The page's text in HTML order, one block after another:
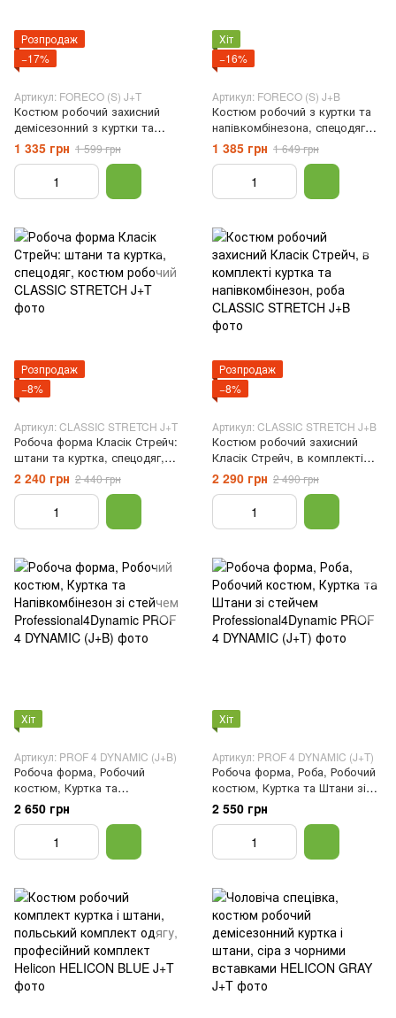
Розпродаж
−17%
Артикул: FORECO (S) J+T
Костюм робочий захисний
демісезонний з куртки та
штанів, спецодяг, роба REIS,
Чорний, 46
1 335 грн 1 599 грн
Хіт
−16%
Артикул: FORECO (S) J+B
Костюм робочий з куртки та
напівкомбінезона, спецодяг
демісезонний, захисна
уніформа, роба REIS, Чорний,
1 385 грн 1 649 грн
Розпродаж
−8%
Артикул: CLASSIC STRETCH J+T
Робоча форма Класік Стрейч:
штани та куртка, спецодяг,
костюм робочий, Чорний, 46
2 240 грн 2 440 грн
Розпродаж
−8%
Артикул: CLASSIC STRETCH J+B
Костюм робочий захисний
Класік Стрейч, в комплекті
куртка та напівкомбінезон,
роба, Зелений, 46
2 290 грн 2 490 грн
Хіт
Артикул: PROF 4 DYNAMIC (J+B)
Робоча форма, Робочий
костюм, Куртка та
Напівкомбінезон зі стейчем
Professional4Dynamic, Чорний,
2 650 грн
Хіт
Артикул: PROF 4 DYNAMIC (J+T)
Робоча форма, Роба, Робочий
костюм, Куртка та Штани зі
стейчем Professional4Dynamic,
Чорний, 46
2 550 грн